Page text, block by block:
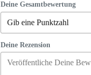
Deine Gesamtbewertung
Deine Rezension